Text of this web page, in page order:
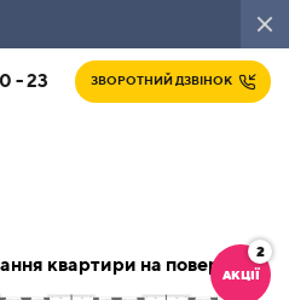
- 23 ЗВОРОТНИЙ ДЗВІНОК
АКЦІЇ
2
квартири на поверсі